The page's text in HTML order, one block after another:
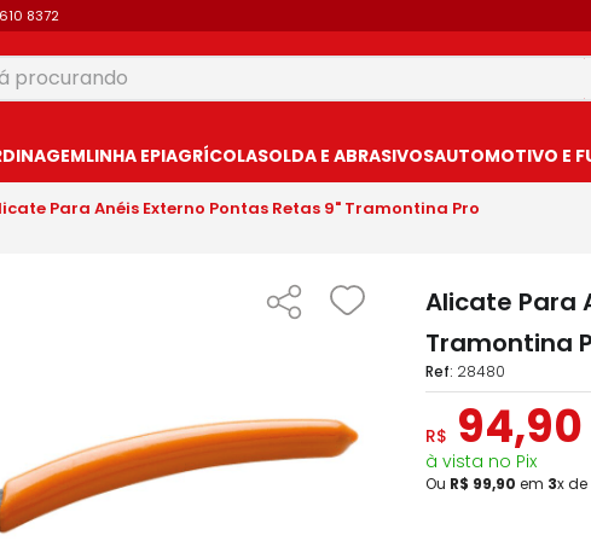
8372
LINHA EPIAGRÍCOLASOLDA E ABRASIVOSAUTOMOTIVO E
Para Anéis Externo Pontas Retas 9" Tramontina Pro
Alicate Para
Tramontina
: 28480
R$ 94,90
à vista no Pix
Ou R$ 99,90 em 3x de